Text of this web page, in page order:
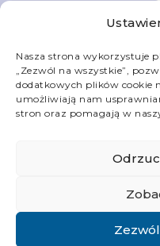
Nasza strona wykorzystuje
„Zezwól na wszystkie”,
dodatkowych plików cookie
umożliwiają nam
stron oraz pomagają w
Skontaktuj się z
Obsługa klienta